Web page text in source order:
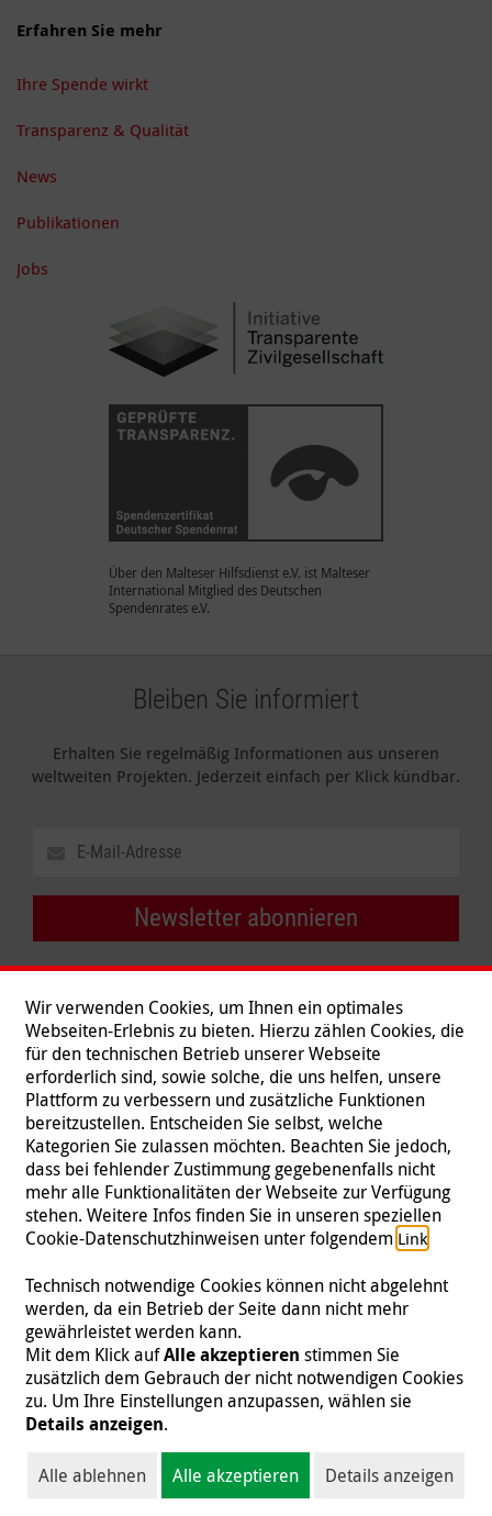
Erfahren Sie mehr
Ihre Spende wirkt
Transparenz & Qualität
News
Publikationen
Jobs
Über den Malteser Hilfsdienst e.V. ist Malteser
International Mitglied des Deutschen
Spendenrates e.V.
Bleiben Sie informiert
Erhalten Sie regelmäßig Informationen aus unseren
weltweiten Projekten. Jederzeit einfach per Klick kündbar.
Newsletter abonnieren
Folgen Sie uns
Impressum | Datenschutz | Kontakt | Presse
© 2026 Malteser International
Malteser International ist eine Organisationseinheit des Malteser Hilfsdienst
e.V., der als gemeinnützige Organisation von der Körperschafts- und
Gewerbesteuer befreit ist (Steuernummer 218/5990/0018).
Wir verwenden Cookies, um Ihnen ein optimales
Webseiten-Erlebnis zu bieten. Hierzu zählen Cookies, die
für den technischen Betrieb unserer Webseite
erforderlich sind, sowie solche, die uns helfen, unsere
Plattform zu verbessern und zusätzliche Funktionen
bereitzustellen. Entscheiden Sie selbst, welche
Kategorien Sie zulassen möchten. Beachten Sie jedoch,
dass bei fehlender Zustimmung gegebenenfalls nicht
mehr alle Funktionalitäten der Webseite zur Verfügung
stehen. Weitere Infos finden Sie in unseren speziellen
Cookie-Datenschutzhinweisen unter folgendem Link.
Technisch notwendige Cookies können nicht abgelehnt
werden, da ein Betrieb der Seite dann nicht mehr
gewährleistet werden kann.
Mit dem Klick aufAlle akzeptieren stimmen Sie
zusätzlich dem Gebrauch der nicht notwendigen Cookies
zu. Um Ihre Einstellungen anzupassen, wählen sie
Details anzeigen.
Alle ablehnen Alle akzeptieren Details anzeigen